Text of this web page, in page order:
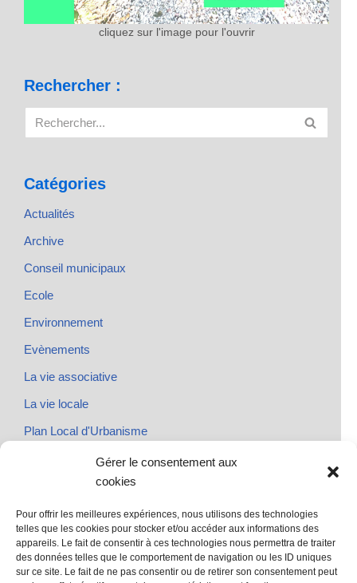
Gérer le consentement aux
cookies
Pour offrir les meilleures expériences, nous utilisons des technologies
telles que les cookies pour stocker et/ou accéder aux informations des
appareils. Le fait de consentir à ces technologies nous permettra de traiter
des données telles que le comportement de navigation ou les ID uniques
sur ce site. Le fait de ne pas consentir ou de retirer son consentement peut
cliquez sur l'image pour l'ouvrir
Rechercher :
Catégories
Actualités
Archive
Conseil municipaux
Ecole
Environnement
Evènements
La vie associative
La vie locale
Plan Local d'Urbanisme
@ Sainte Marie des Champs